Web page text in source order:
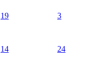
19 3
14 24